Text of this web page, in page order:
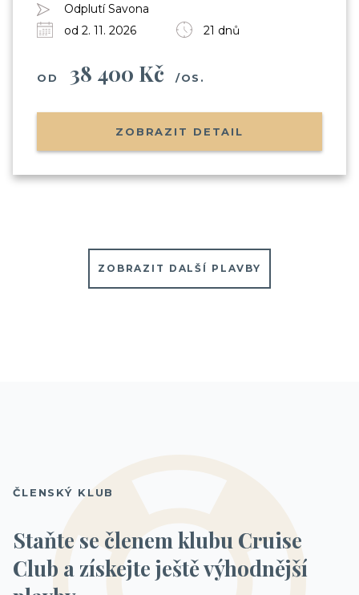
Odplutí Savona
od 2. 11. 2026
21 dnů
OD 38 400 Kč /OS.
ZOBRAZIT DETAIL
ZOBRAZIT DALŠÍ PLAVBY
ČLENSKÝ KLUB
Staňte se členem klubu Cruise
Club a získejte ještě výhodnější